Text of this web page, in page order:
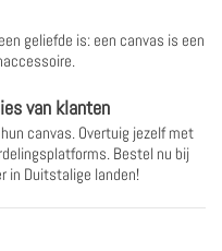
geliefde is: een canvas is een
van klanten
canvas. Overtuig jezelf met
Bestel nu bij
in Duitstalige landen!